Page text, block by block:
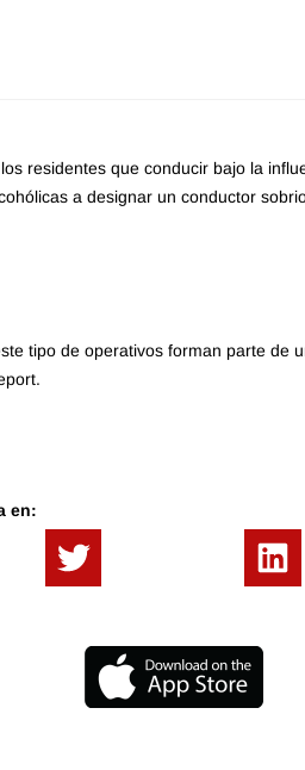
residentes que conducir bajo la
a designar un conductor
tipo de operativos forman parte de
en: